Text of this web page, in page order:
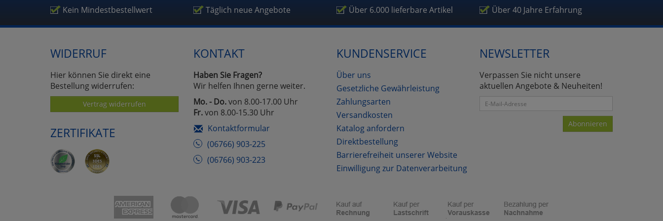
Kein Mindestbestellwert Täglich neue Angebote Über 6.000 lieferbare Artikel Über 40 Jahre Erfahrung
WIDERRUF
Hier können Sie direkt eine
Bestellung widerrufen:
Vertrag widerrufen
ZERTIFIKATE
KONTAKT
Haben Sie Fragen?
Wir helfen Ihnen gerne weiter.
Mo. - Do.von 8.00-17.00 Uhr
Fr.von 8.00-15.30 Uhr
Kontaktformular
(06766) 903-225
(06766) 903-223
KUNDENSERVICE
Über uns
Gesetzliche Gewährleistung
Zahlungsarten
Versandkosten
Katalog anfordern
Direktbestellung
Barrierefreiheit unserer Website
Einwilligung zur Datenverarbeitung
NEWSLETTER
Verpassen Sie nicht unsere
aktuellen Angebote & Neuheiten!
Abonnieren
Umfragetools
zu Haupptseite Zustimmung Datenverarbeitung (Seitenende)